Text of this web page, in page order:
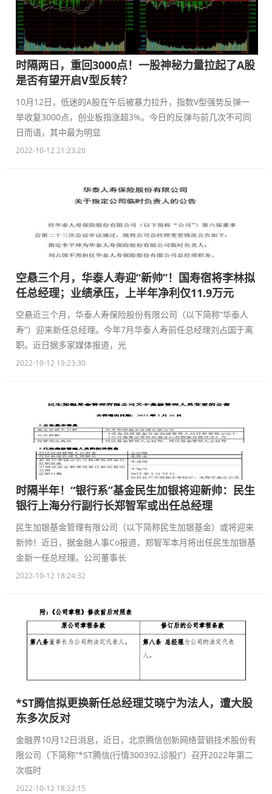
时隔两日，重回3000点！一股神秘力量拉起了A股
是否有望开启V型反转？
10月12日，低迷的A股在午后被暴力拉升，指数V型强势反弹一
举收复3000点，创业板指涨超3%。今日的反弹与前几次不可同
日而语，其中最为明显
2022-10-12 21:23:20
空悬三个月，华泰人寿迎“新帅”！国寿宿将李林拟
任总经理；业绩承压，上半年净利仅11.9万元
空悬近三个月，华泰人寿保险股份有限公司（以下简称“华泰人
寿”）迎来新任总经理。今年7月华泰人寿前任总经理刘占国于离
职。近日据多家媒体报道，光
2022-10-12 19:23:30
时隔半年！“银行系”基金民生加银将迎新帅：民生
银行上海分行副行长郑智军或出任总经理
民生加银基金管理有限公司（以下简称民生加银基金）或将迎来
新帅！近日，据金融人事Co报道，郑智军本月将出任民生加银基
金新一任总经理。公司董事长
2022-10-12 18:24:32
*ST腾信拟更换新任总经理艾晓宁为法人，遭大股
东多次反对
金融界10月12日消息，近日，北京腾信创新网络营销技术股份有
限公司（下简称“*ST腾信(行情300392,诊股)”）召开2022年第二
次临时
2022-10-12 18:22:15